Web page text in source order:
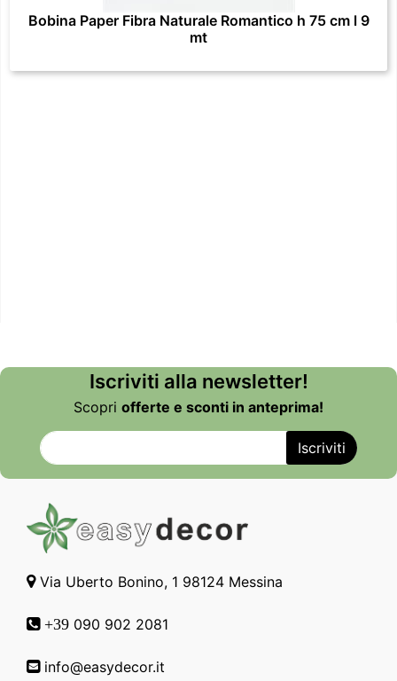
Bobina Paper Fibra Naturale Romantico h 75 cm l 9
mt
Iscriviti alla newsletter!
Scopri offerte e sconti in anteprima!
Via Uberto Bonino, 1 98124 Messina
+39 090 902 2081
info@easydecor.it